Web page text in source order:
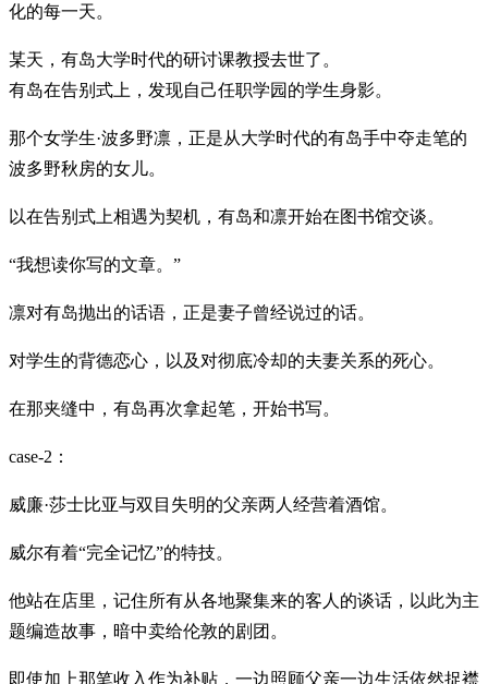
化的每一天。
某天，有岛大学时代的研讨课教授去世了。
有岛在告别式上，发现自己任职学园的学生身影。
那个女学生·波多野凛，正是从大学时代的有岛手中夺走笔的
波多野秋房的女儿。
以在告别式上相遇为契机，有岛和凛开始在图书馆交谈。
“我想读你写的文章。”
凛对有岛抛出的话语，正是妻子曾经说过的话。
对学生的背德恋心，以及对彻底冷却的夫妻关系的死心。
在那夹缝中，有岛再次拿起笔，开始书写。
case-2：
威廉·莎士比亚与双目失明的父亲两人经营着酒馆。
威尔有着“完全记忆”的特技。
他站在店里，记住所有从各地聚集来的客人的谈话，以此为主
题编造故事，暗中卖给伦敦的剧团。
即使加上那笔收入作为补贴，一边照顾父亲一边生活依然捉襟